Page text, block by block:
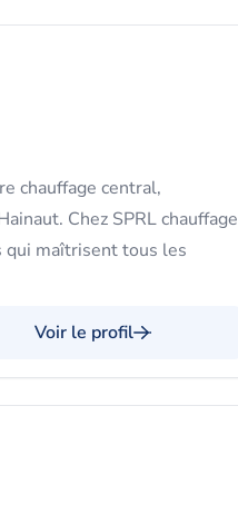
chauffage central,
Chez SPRL chauffage
qui maîtrisent tous les
Voir le profil